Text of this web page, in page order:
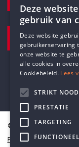
© Humanistisch
Privacy
Deze
gebruik van
Deze website
gebruikerservaring
onze website te
alle cookies in
Cookiebeleid. Lees
STRIKT
PRESTATIE
TARGETING
FUNCTIONEEL